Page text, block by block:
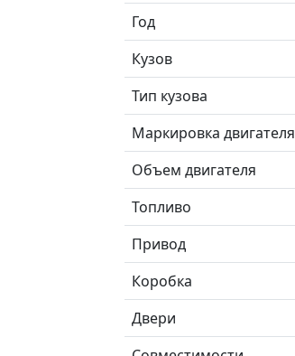
Год
Кузов
Тип кузова
Маркировка двигателя
Объем двигателя
Топливо
Привод
Коробка
Двери